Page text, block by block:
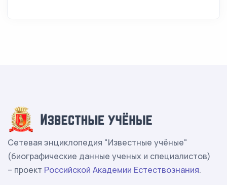
Сетевая энциклопедия "Известные учёные"
(биографические данные ученых и специалистов)
– проект Российской Академии Естествознания.